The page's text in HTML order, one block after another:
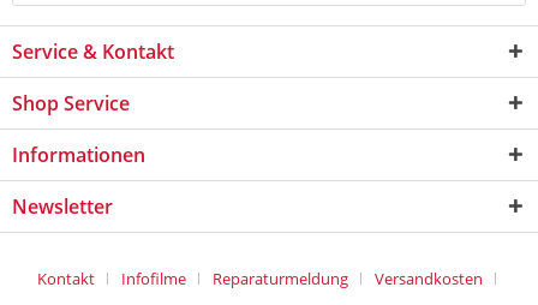
Service & Kontakt
Shop Service
Informationen
Newsletter
Kontakt Infofilme Reparaturmeldung
Versandkosten